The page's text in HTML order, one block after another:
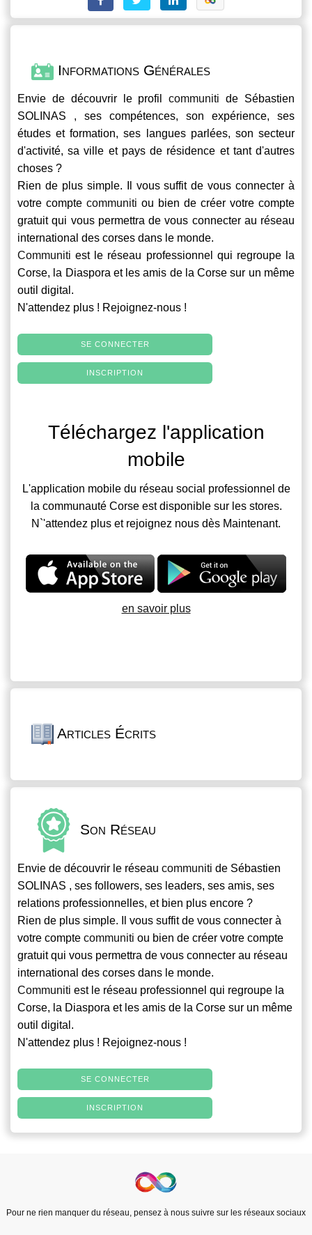
Informations Générales
Envie de découvrir le profilcommuniti de Sébastien
SOLINAS , ses compétences, son expérience, ses
études et formation, ses langues parlées, son secteur
d'activité, sa ville et pays de résidence et tant d'autres
choses ?
Rien de plus simple. Il vous suffit de vous connecter à
votre compte communiti ou bien de créer votre compte
gratuit qui vous permettra de vous connecter au réseau
international des corses dans le monde.
Communiti est le réseau professionnel qui regroupe la
Corse, la Diaspora et les amis de la Corse sur un même
outil digital.
N'attendez plus ! Rejoignez-nous !
SE CONNECTER
INSCRIPTION
Téléchargez l'application
mobile
L'application mobile du réseau social professionnel de
la communauté Corse est disponible sur les stores.
N`'attendez plus et rejoignez nous dès Maintenant.
en savoir plus
Articles Écrits
Son Réseau
Envie de découvrir le réseau communiti de Sébastien
SOLINAS , ses followers, ses leaders, ses amis, ses
relations professionnelles, et bien plus encore ?
Rien de plus simple. Il vous suffit de vous connecter à
votre compte communiti ou bien de créer votre compte
gratuit qui vous permettra de vous connecter au réseau
international des corses dans le monde.
Communiti est le réseau professionnel qui regroupe la
Corse, la Diaspora et les amis de la Corse sur un même
outil digital.
N'attendez plus ! Rejoignez-nous !
SE CONNECTER
INSCRIPTION
Pour ne rien manquer du réseau, pensez à nous suivre sur les réseaux sociaux